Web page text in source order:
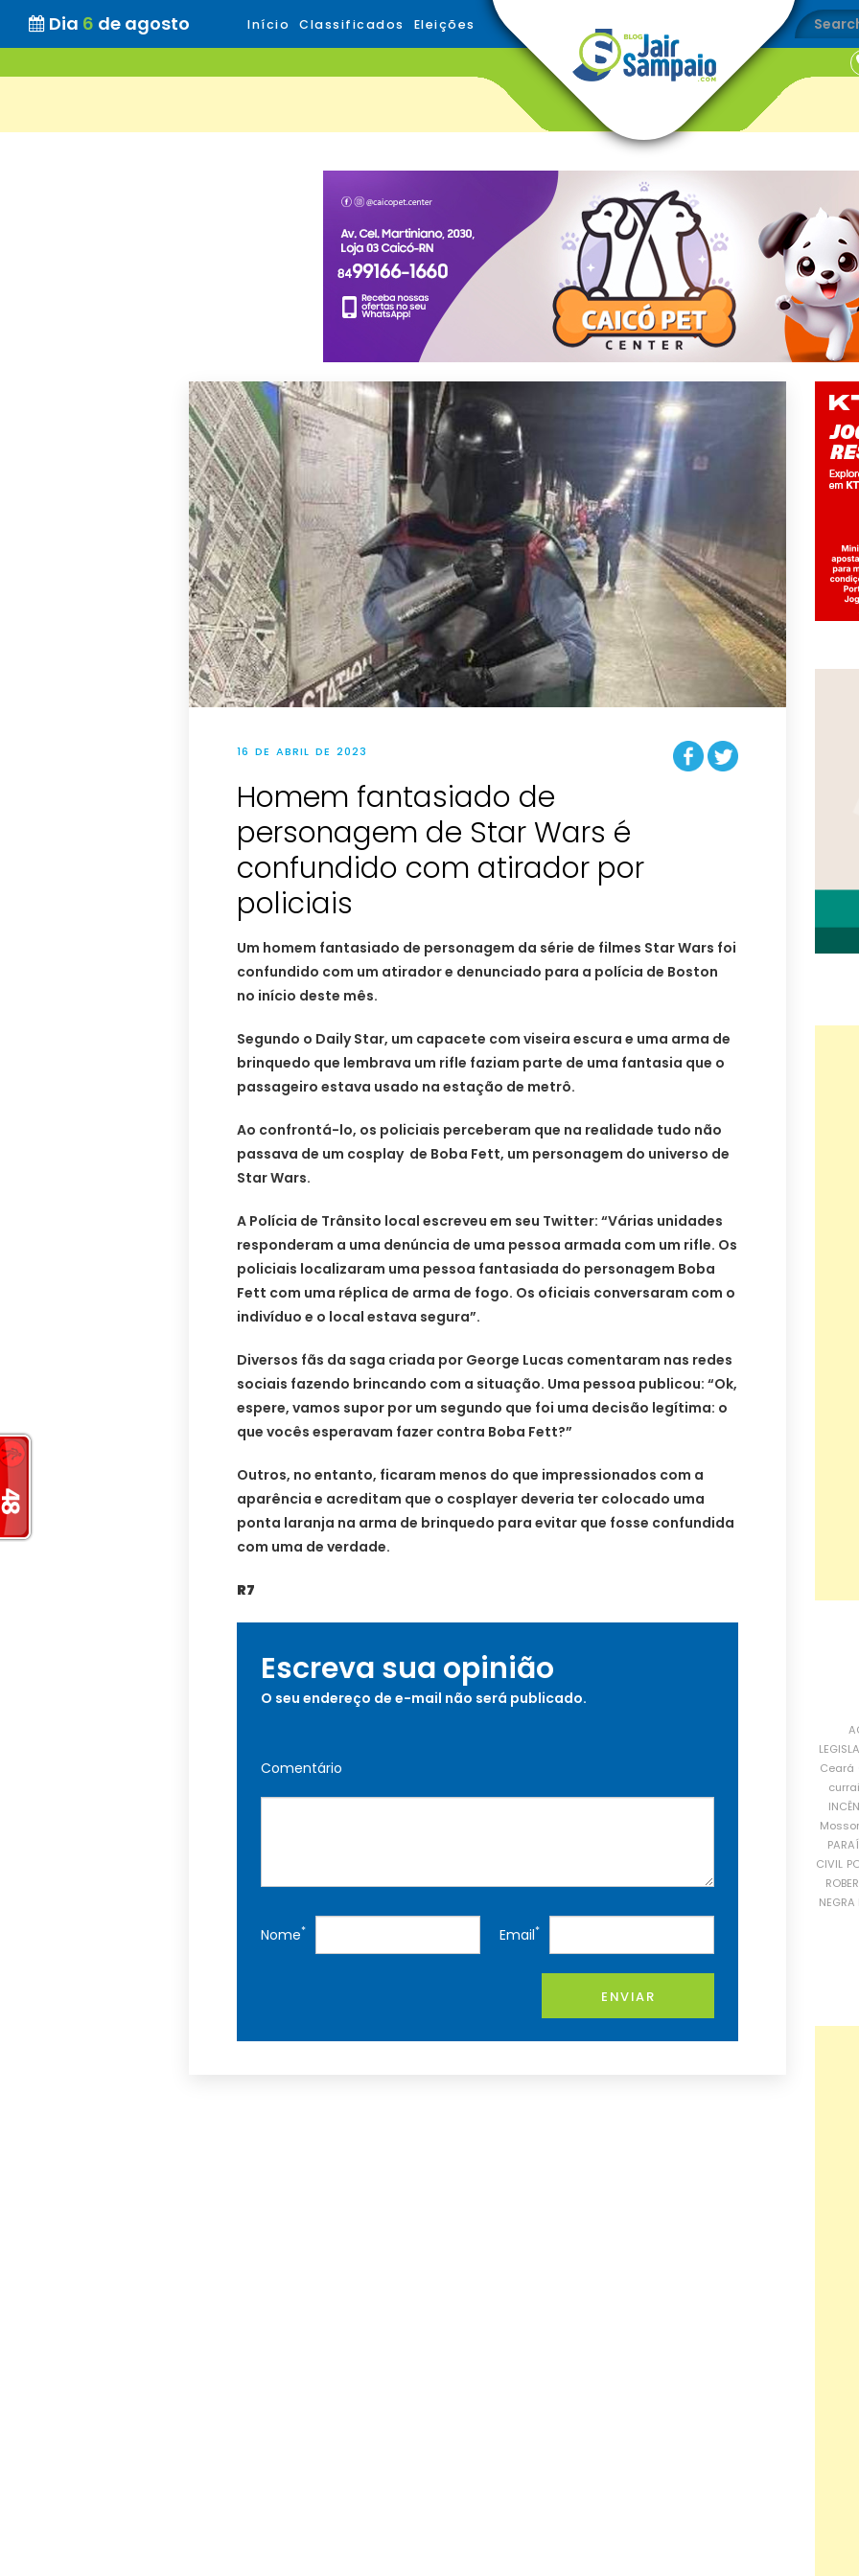
Dia 6 de agosto Início Classificados Eleições
16 DE ABRIL DE 2023
Homem fantasiado de
personagem de Star Wars é
confundido com atirador por
policiais
Um homem fantasiado de personagem da série de filmes Star Wars foi
confundido com um atirador e denunciado para a polícia de Boston
no início deste mês.
Segundo o Daily Star, um capacete com viseira escura e uma arma de
brinquedo que lembrava um rifle faziam parte de uma fantasia que o
passageiro estava usado na estação de metrô.
Ao confrontá-lo, os policiais perceberam que na realidade tudo não
passava de um cosplay de Boba Fett, um personagem do universo de
Star Wars.
A Polícia de Trânsito local escreveu em seu Twitter: “Várias unidades
responderam a uma denúncia de uma pessoa armada com um rifle. Os
policiais localizaram uma pessoa fantasiada do personagem Boba
Fett com uma réplica de arma de fogo. Os oficiais conversaram com o
indivíduo e o local estava segura”.
Diversos fãs da saga criada por George Lucas comentaram nas redes
sociais fazendo brincando com a situação. Uma pessoa publicou: “Ok,
espere, vamos supor por um segundo que foi uma decisão legítima: o
que vocês esperavam fazer contra Boba Fett?”
Outros, no entanto, ficaram menos do que impressionados com a
aparência e acreditam que o cosplayer deveria ter colocado uma
ponta laranja na arma de brinquedo para evitar que fosse confundida
com uma de verdade.
R7
Escreva sua opinião
O seu endereço de e-mail não será publicado.
Comentário
Nome* Email*
ENVIAR
Ceará
CIVIL
NEGRA